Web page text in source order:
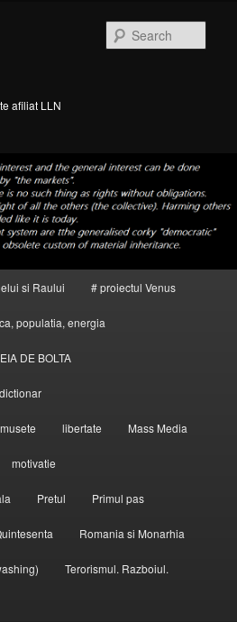
afiliat LLN
si Raului # proiectul Venus
populatia, energia
DE BOLTA
dictionar
libertate Mass Media
motivatie
Pretul Primul pas
Romania si Monarhia
Terorismul. Razboiul.